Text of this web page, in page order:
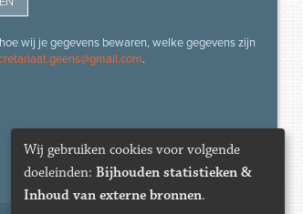
wij je gegevens bewaren, welke gegevens zijn
.
Wij gebruiken cookies voor volgende
doeleinden: Bijhouden statistieken &
Inhoud van externe bronnen.